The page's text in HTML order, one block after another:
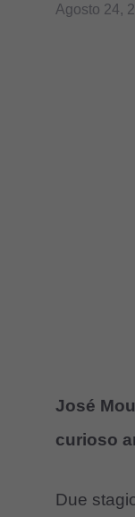
Agosto 24,
José
curioso
Due